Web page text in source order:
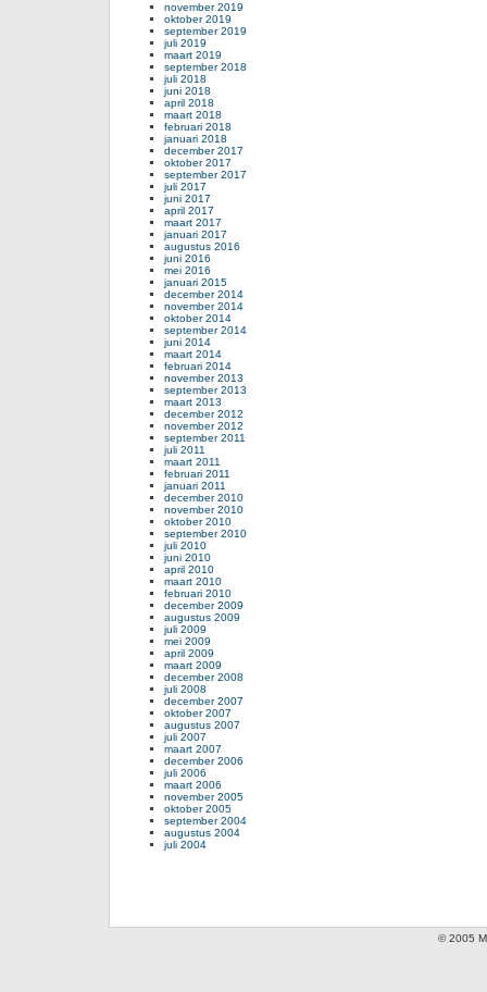
november 2019
oktober 2019
september 2019
juli 2019
maart 2019
september 2018
juli 2018
juni 2018
april 2018
maart 2018
februari 2018
januari 2018
december 2017
oktober 2017
september 2017
juli 2017
juni 2017
april 2017
maart 2017
januari 2017
augustus 2016
juni 2016
mei 2016
januari 2015
december 2014
november 2014
oktober 2014
september 2014
juni 2014
maart 2014
februari 2014
november 2013
september 2013
maart 2013
december 2012
november 2012
september 2011
juli 2011
maart 2011
februari 2011
januari 2011
december 2010
november 2010
oktober 2010
september 2010
juli 2010
juni 2010
april 2010
maart 2010
februari 2010
december 2009
augustus 2009
juli 2009
mei 2009
april 2009
maart 2009
december 2008
juli 2008
december 2007
oktober 2007
augustus 2007
juli 2007
maart 2007
december 2006
juli 2006
maart 2006
november 2005
oktober 2005
september 2004
augustus 2004
juli 2004
© 2005